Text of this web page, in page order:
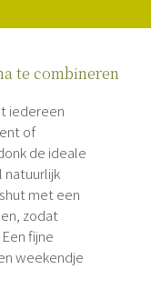
te combineren
iedereen
of
de ideale
natuurlijk
met een
zodat
fijne
weekendje